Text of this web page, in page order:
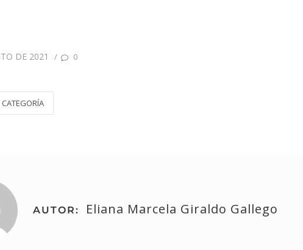
DE 2021 / 0
CATEGORÍA
AUTOR: Eliana Marcela Giraldo Gallego